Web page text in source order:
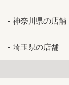
神奈川県の店舗
埼玉県の店舗